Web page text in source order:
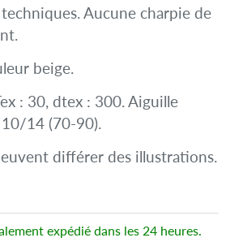
Aucune charpie de
beige.
: 30, dtex : 300. Aiguille
10/14 (70-90).
différer des illustrations.
expédié dans les 24 heures.